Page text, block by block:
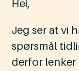
Hei,
Jeg ser at vi
spørsmål
derfor lenker